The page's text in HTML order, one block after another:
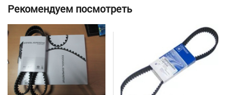
Рекомендуем посмотреть